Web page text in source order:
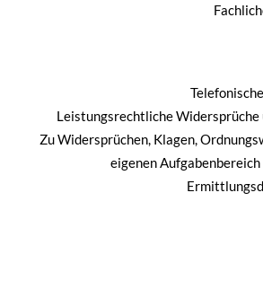
Leistungsrechtliche Widersprüche
Zu Widersprüchen, Klagen,
eigenen